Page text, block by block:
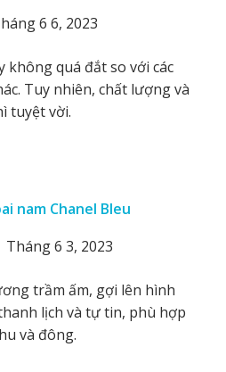
6 6, 2023
không quá đắt so với các
Tuy nhiên, chất lượng và
tuyệt vời.
nam Chanel Bleu
Tháng 6 3, 2023
trầm ấm, gợi lên hình
lịch và tự tin, phù hợp
và đông.